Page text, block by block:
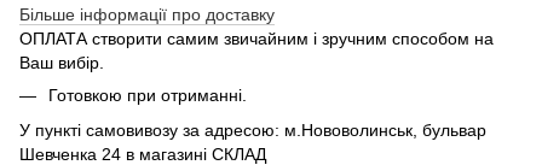
Більше інформації про доставку
ОПЛАТА створити самим звичайним і зручним способом на
Ваш вибір.
Готовкою при отриманні.
У пункті самовивозу за адресою: м.Нововолинськ, бульвар
Шевченка 24 в магазині СКЛАД